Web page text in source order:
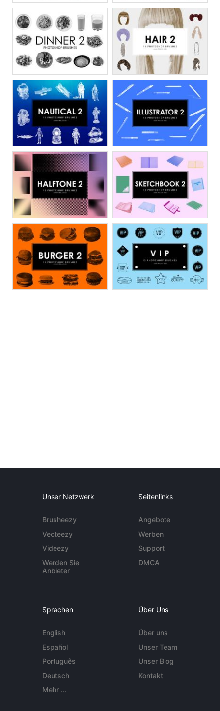
Unser Netzwerk
Brusheezy
Vecteezy
Videezy
Werden Sie
Anbieter
Seitenlinks
Angebote
Werben
Support
DMCA
Sprachen
English
Español
Português
Deutsch
Mehr ...
Über Uns
Über uns
Unser Team
Unser Blog
Kontakt